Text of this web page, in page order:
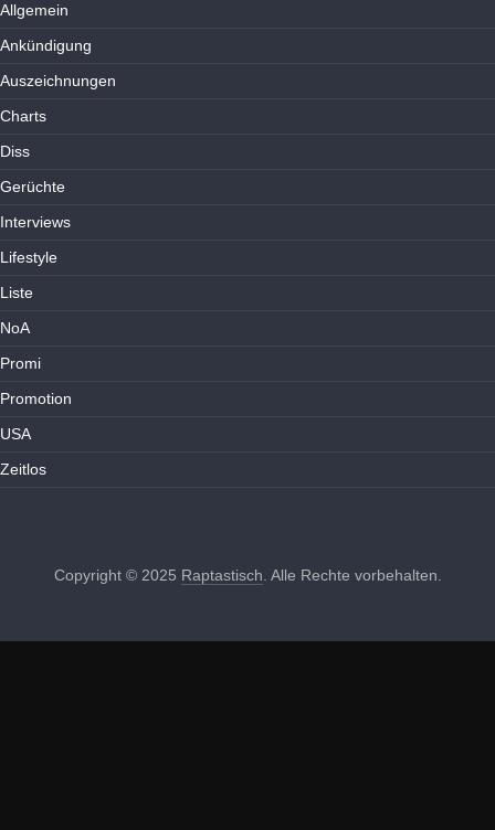
Allgemein
Ankündigung
Auszeichnungen
Charts
Diss
Gerüchte
Interviews
Lifestyle
Liste
NoA
Promi
Promotion
USA
Zeitlos
Copyright © 2025 Raptastisch . Alle Rechte vorbehalten.